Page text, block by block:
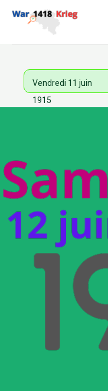
Vendredi 11 juin
1915